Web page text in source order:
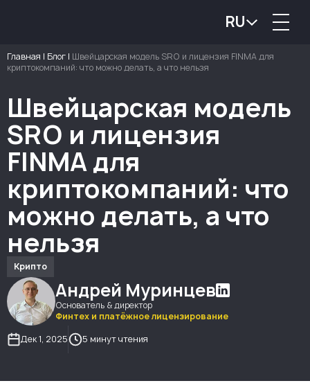
RU
Главная | Блог | Швейцарская модель SRO и лицензия FINMA для
криптокомпаний: что можно делать, а что нельзя
Швейцарская модель
SRO и лицензия
FINMA для
криптокомпаний: что
можно делать, а что
нельзя
Крипто
Андрей Муринцев
Основатель & директор
Финтех и платёжное лицензирование
Дек 1, 2025
5 минут чтения